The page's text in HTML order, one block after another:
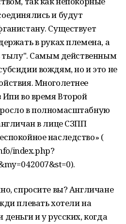
и будут
Существует
в руках племена, а
тылу". Самым действенным
вождям, но и это не
Многолетнее
Ипи во время Второй
в полномасштабную
в лице СЗПП
наследство» (
index.php?
спросите вы? Англичане
плевать хотели на
и у русских, когда